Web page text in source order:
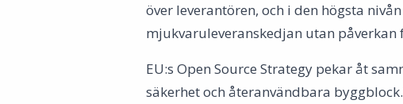
över leverantören, och i den högsta
mjukvaruleveranskedjan utan påverkan
EU:s Open Source Strategy pekar åt
säkerhet och återanvändbara byggblock.